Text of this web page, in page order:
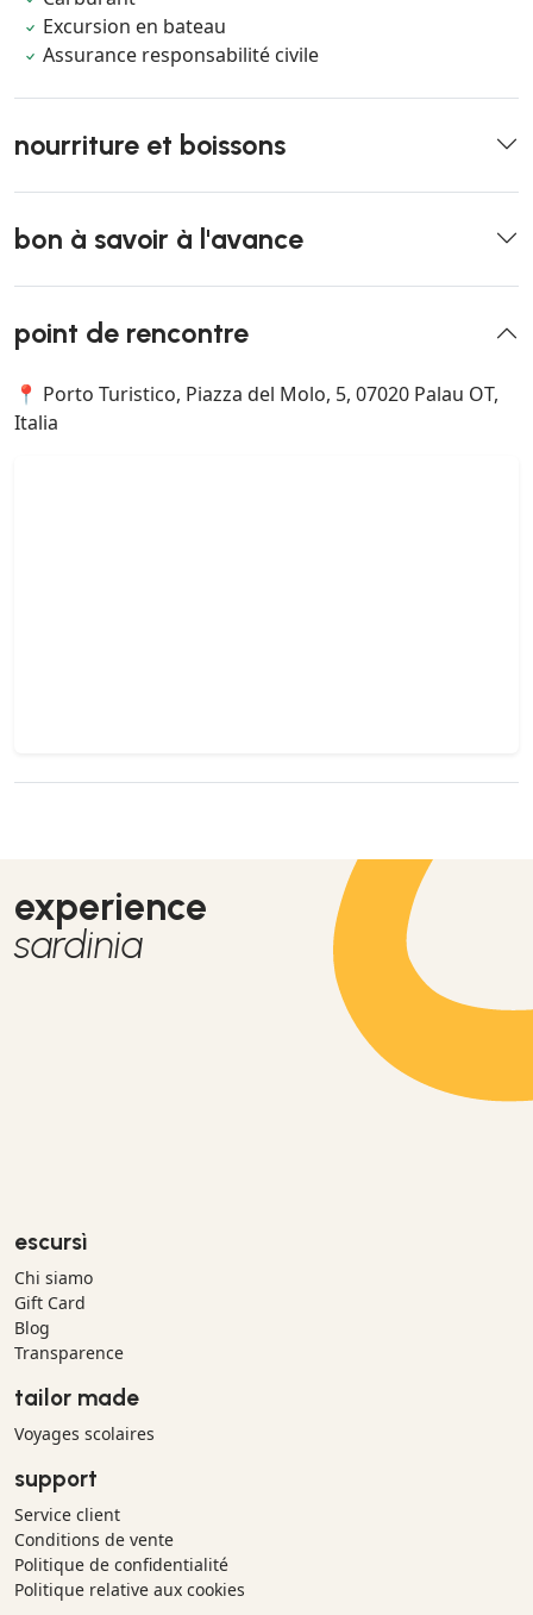
Excursion en bateau
Assurance responsabilité civile
nourriture et boissons
bon à savoir à l'avance
point de rencontre
📍 Porto Turistico, Piazza del Molo, 5, 07020 Palau OT,
Italia
experience
sardinia
escursì
Chi siamo
Gift Card
Blog
Transparence
tailor made
Voyages scolaires
support
Service client
Conditions de vente
Politique de confidentialité
Politique relative aux cookies